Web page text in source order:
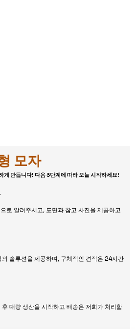
모자
게 만듭니다! 다음 3단계에 따라 오늘 시작하세요!
로 알려주시고, 도면과 참고 사진을 제공하고
의 솔루션을 제공하며, 구체적인 견적은 24시간
대량 생산을 시작하고 배송은 저희가 처리합